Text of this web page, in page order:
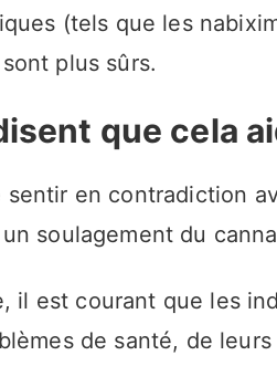
(tels que les
plus sûrs.
que cela
en contradiction
soulagement du
il est courant que les
de santé, de